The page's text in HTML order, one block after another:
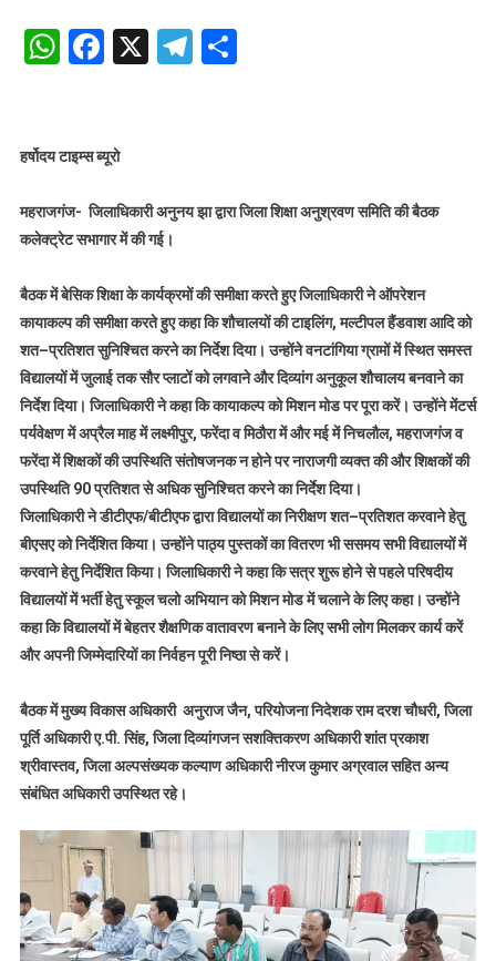
बैठक
WhatsApp
Facebook
X Telegram
Share
हर्षोदय टाइम्स ब्यूरो
महराजगंज- जिलाधिकारी अनुनय झा द्वारा जिला शिक्षा अनुश्रवण समिति की बैठक
कलेक्ट्रेट सभागार में की गई।
बैठक में बेसिक शिक्षा के कार्यक्रमों की समीक्षा करते हुए जिलाधिकारी ने ऑपरेशन
कायाकल्प की समीक्षा करते हुए कहा कि शौचालयों की टाइलिंग, मल्टीपल हैंडवाश आदि को
शत–प्रतिशत सुनिश्चित करने का निर्देश दिया। उन्होंने वनटांगिया ग्रामों में स्थित समस्त
विद्यालयों में जुलाई तक सौर प्लाटों को लगवाने और दिव्यांग अनुकूल शौचालय बनवाने का
निर्देश दिया। जिलाधिकारी ने कहा कि कायाकल्प को मिशन मोड पर पूरा करें। उन्होंने मेंटर्स
पर्यवेक्षण में अप्रैल माह में लक्ष्मीपुर, फरेंदा व मिठौरा में और मई में निचलौल, महराजगंज व
फरेंदा में शिक्षकों की उपस्थिति संतोषजनक न होने पर नाराजगी व्यक्त की और शिक्षकों की
उपस्थिति 90 प्रतिशत से अधिक सुनिश्चित करने का निर्देश दिया।
जिलाधिकारी ने डीटीएफ/बीटीएफ द्वारा विद्यालयों का निरीक्षण शत–प्रतिशत करवाने हेतु
बीएसए को निर्देशित किया। उन्होंने पाठ्य पुस्तकों का वितरण भी ससमय सभी विद्यालयों में
करवाने हेतु निर्देशित किया। जिलाधिकारी ने कहा कि सत्र शुरू होने से पहले परिषदीय
विद्यालयों में भर्ती हेतु स्कूल चलो अभियान को मिशन मोड में चलाने के लिए कहा। उन्होंने
कहा कि विद्यालयों में बेहतर शैक्षणिक वातावरण बनाने के लिए सभी लोग मिलकर कार्य करें
और अपनी जिम्मेदारियों का निर्वहन पूरी निष्ठा से करें।
बैठक में मुख्य विकास अधिकारी अनुराज जैन, परियोजना निदेशक राम दरश चौधरी, जिला
पूर्ति अधिकारी ए.पी. सिंह, जिला दिव्यांगजन सशक्तिकरण अधिकारी शांत प्रकाश
श्रीवास्तव, जिला अल्पसंख्यक कल्याण अधिकारी नीरज कुमार अग्रवाल सहित अन्य
संबंधित अधिकारी उपस्थित रहे।